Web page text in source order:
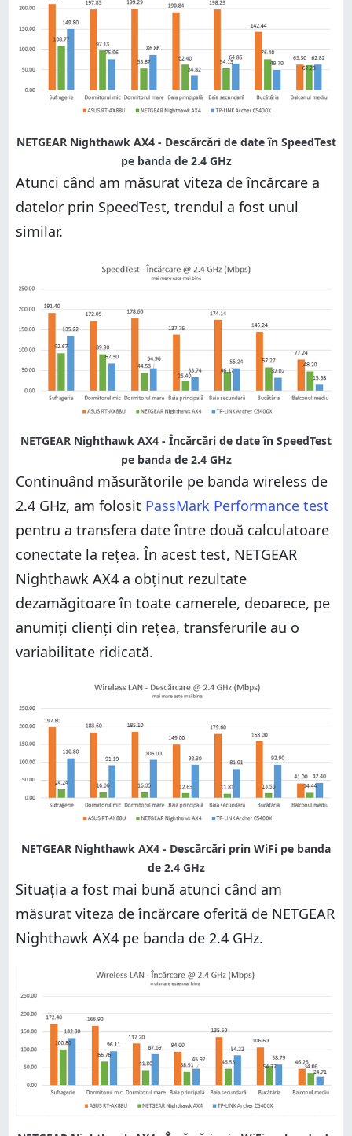
NETGEAR Nighthawk AX4 - Descărcări de date în SpeedTest
pe banda de 2.4 GHz
Atunci când am măsurat viteza de încărcare a
datelor prin SpeedTest, trendul a fost unul
similar.
NETGEAR Nighthawk AX4 - Încărcări de date în SpeedTest
pe banda de 2.4 GHz
Continuând măsurătorile pe banda wireless de
2.4 GHz, am folosit PassMark Performance test
pentru a transfera date între două calculatoare
conectate la rețea. În acest test, NETGEAR
Nighthawk AX4 a obținut rezultate
dezamăgitoare în toate camerele, deoarece, pe
anumiți clienți din rețea, transferurile au o
variabilitate ridicată.
NETGEAR Nighthawk AX4 - Descărcări prin WiFi pe banda
de 2.4 GHz
Situația a fost mai bună atunci când am
măsurat viteza de încărcare oferită de NETGEAR
Nighthawk AX4 pe banda de 2.4 GHz.